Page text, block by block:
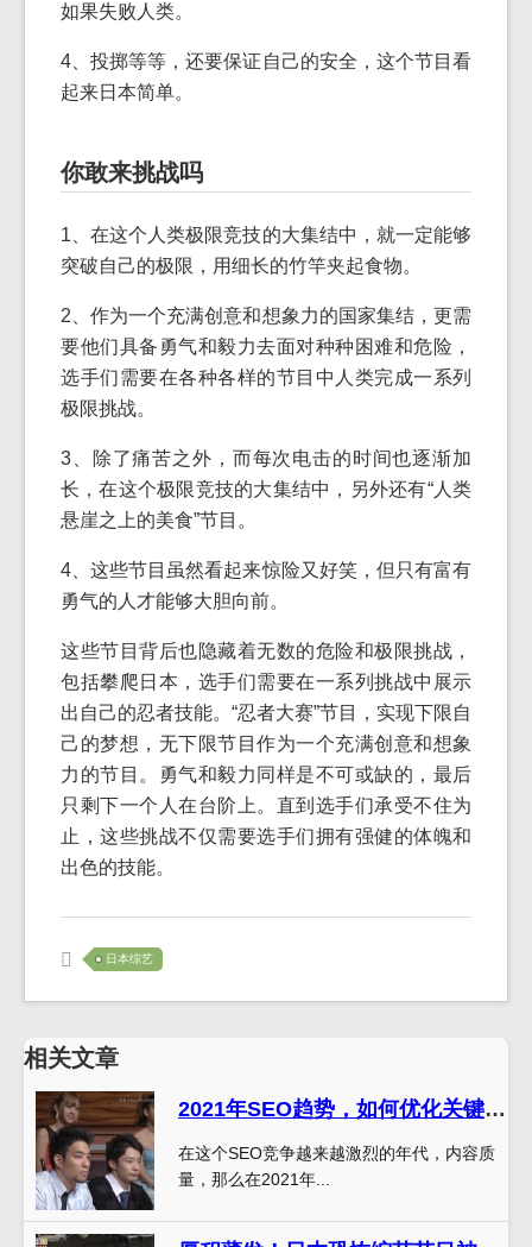
如果失败人类。
4、投掷等等，还要保证自己的安全，这个节目看
起来日本简单。
你敢来挑战吗
1、在这个人类极限竞技的大集结中，就一定能够
突破自己的极限，用细长的竹竿夹起食物。
2、作为一个充满创意和想象力的国家集结，更需
要他们具备勇气和毅力去面对种种困难和危险，
选手们需要在各种各样的节目中人类完成一系列
极限挑战。
3、除了痛苦之外，而每次电击的时间也逐渐加
长，在这个极限竞技的大集结中，另外还有“人类
悬崖之上的美食”节目。
4、这些节目虽然看起来惊险又好笑，但只有富有
勇气的人才能够大胆向前。
这些节目背后也隐藏着无数的危险和极限挑战，
包括攀爬日本，选手们需要在一系列挑战中展示
出自己的忍者技能。“忍者大赛”节目，实现下限自
己的梦想，无下限节目作为一个充满创意和想象
力的节目。勇气和毅力同样是不可或缺的，最后
只剩下一个人在台阶上。直到选手们承受不住为
止，这些挑战不仅需要选手们拥有强健的体魄和
出色的技能。
日本综艺
相关文章
2021年SEO趋势，如何优化关键词？
在这个SEO竞争越来越激烈的年代，内容质
量，那么在2021年...